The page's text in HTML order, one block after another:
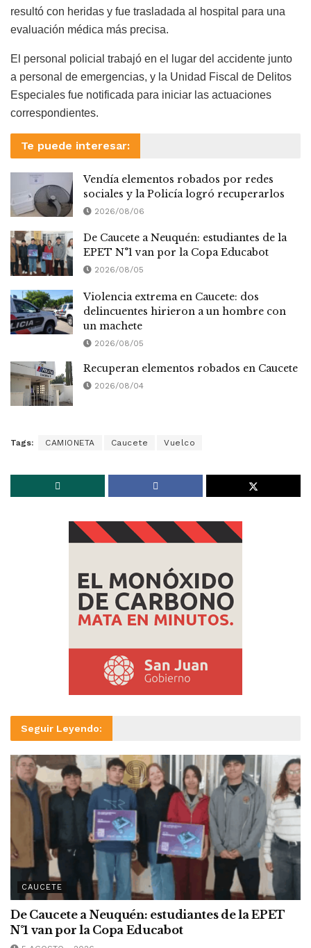
resultó con heridas y fue trasladada al hospital para una
evaluación médica más precisa.
El personal policial trabajó en el lugar del accidente junto
a personal de emergencias, y la Unidad Fiscal de Delitos
Especiales fue notificada para iniciar las actuaciones
correspondientes.
Te puede interesar:
Vendía elementos robados por redes
sociales y la Policía logró recuperarlos
2026/08/06
De Caucete a Neuquén: estudiantes de la
EPET N°1 van por la Copa Educabot
2026/08/05
Violencia extrema en Caucete: dos
delincuentes hirieron a un hombre con
un machete
2026/08/05
Recuperan elementos robados en Caucete
2026/08/04
Tags: CAMIONETA Caucete Vuelco
Seguir Leyendo:
CAUCETE
De Caucete a Neuquén: estudiantes de la EPET
N°1 van por la Copa Educabot